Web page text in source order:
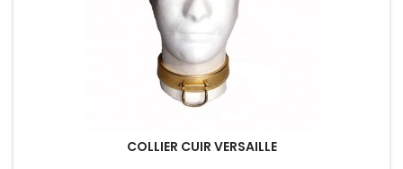
COLLIER CUIR VERSAILLE